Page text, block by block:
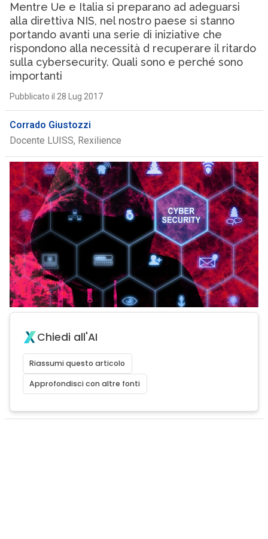
Mentre Ue e Italia si preparano ad adeguarsi
alla direttiva NIS, nel nostro paese si stanno
portando avanti una serie di iniziative che
rispondono alla necessità d recuperare il ritardo
sulla cybersecurity. Quali sono e perché sono
importanti
Pubblicato il 28 Lug 2017
Corrado Giustozzi
Docente LUISS, Rexilience
Chiedi all'AI
Riassumi questo articolo
Approfondisci con altre fonti